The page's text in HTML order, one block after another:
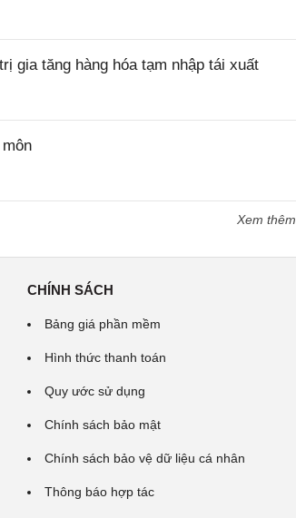
gia tăng hàng hóa tạm nhập tái xuất
Xem thêm
CHÍNH SÁCH
Bảng giá phần mềm
Hình thức thanh toán
Quy ước sử dụng
Chính sách bảo mật
Chính sách bảo vệ dữ liệu cá nhân
Thông báo hợp tác